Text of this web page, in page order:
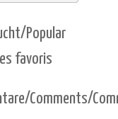
Popular
favoris
Comments/